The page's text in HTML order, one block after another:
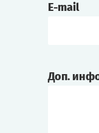
E-mail
Доп.